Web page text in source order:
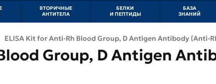
ВТОРИЧНЫЕ
АНТИТЕЛА
БЕЛКИ
И ПЕПТИДЫ
БАЗА
ЗНАНИЙ
ELISA Kit for Anti-Rh Blood Group, D Antigen Antibody (Anti-
Group, D Antigen